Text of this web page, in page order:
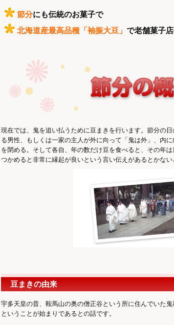
節分にも伝統のお菓子で
北海道産最高品種「袖振大豆」 で老舗菓子
現在では、鬼を追い払うために豆まきを行います。節分の
る男性、もしくは一家の主人が外に向って「鬼は外」、内
を閉める。そして各自、年の数だけ豆を食べると、その年
つかめると非常に縁起が良いという言い伝えがあるとかない
豆まきの由来
宇多天皇の昔、鞍馬山の奥の僧正谷という所に住んでいた
ということが始まりであるとの話です。